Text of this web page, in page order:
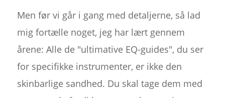
Men før vi går i gang med detaljerne, så lad
mig fortælle noget, jeg har lært gennem
årene: Alle de "ultimative EQ-guides", du ser
for specifikke instrumenter, er ikke den
skinbarlige sandhed. Du skal tage dem med